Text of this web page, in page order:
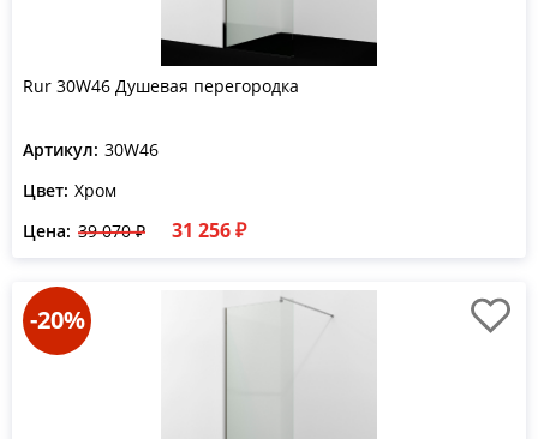
Rur 30W46 Душевая перегородка
Артикул: 30W46
Цвет: Хром
Цена: 39 070 ₽ 31 256 ₽
-20%